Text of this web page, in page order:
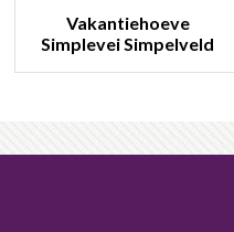
Vakantiehoeve
Simplevei Simpelveld